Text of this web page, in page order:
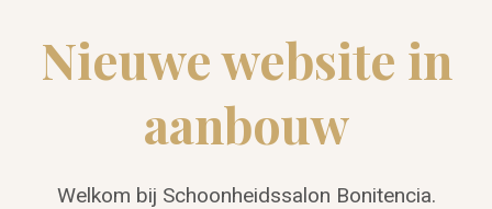
Nieuwe website in
aanbouw
Welkom bij Schoonheidssalon Bonitencia.